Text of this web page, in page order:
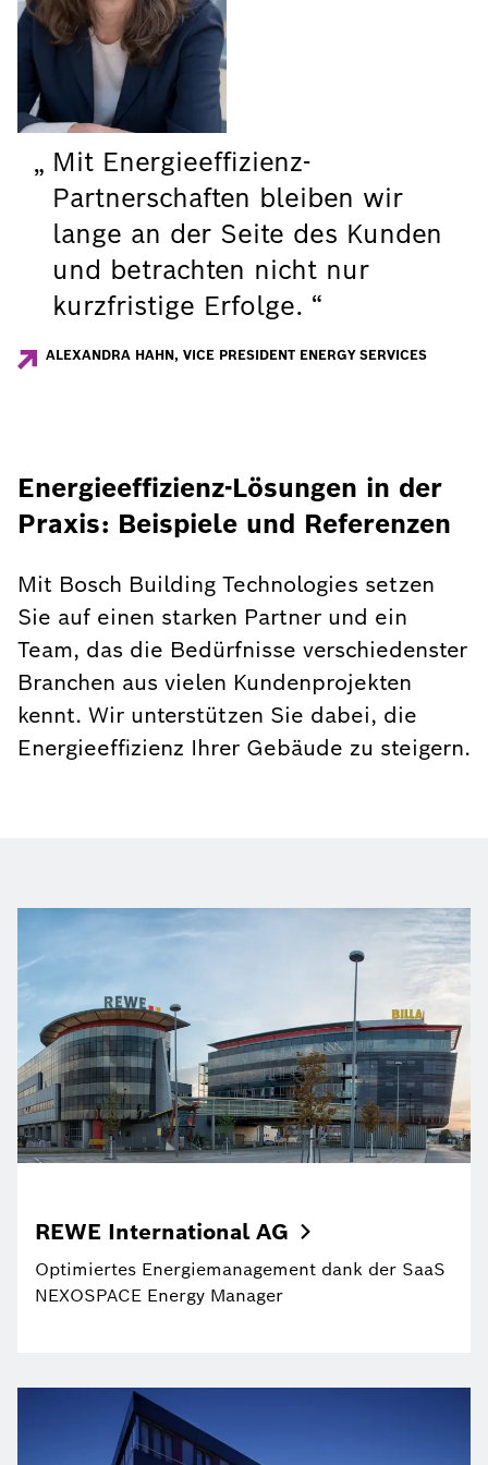
Mit Energieeffizienz-
Partnerschaften bleiben wir
lange an der Seite des Kunden
und betrachten nicht nur
kurzfristige Erfolge.
ALEXANDRA HAHN, VICE PRESIDENT ENERGY SERVICES
Energieeffizienz-Lösungen in der
Praxis: Beispiele und Referenzen
Mit Bosch Building Technologies setzen
Sie auf einen starken Partner und ein
Team, das die Bedürfnisse verschiedenster
Branchen aus vielen Kundenprojekten
kennt. Wir unterstützen Sie dabei, die
Energieeffizienz Ihrer Gebäude zu steigern.
REWE International AG
Optimiertes Energiemanagement dank der SaaS
NEXOSPACE Energy Manager